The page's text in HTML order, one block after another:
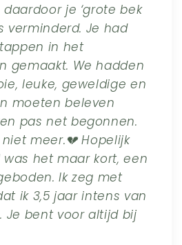
je ‘grote bek
verminderd. Je had
in het
gemaakt. We hadden
leuke, geweldige en
moeten beleven
pas net begonnen.
meer.💔 Hopelijk
het maar kort, een
Ik zeg met
ik 3,5 jaar intens van
Je bent voor altijd bij